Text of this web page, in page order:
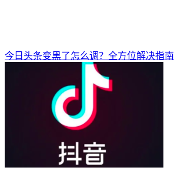
今日头条变黑了怎么调？全方位解决指南